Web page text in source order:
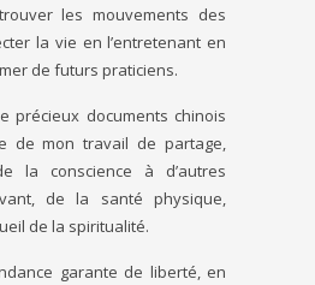
les mouvements des
la vie en l’entretenant en
de futurs praticiens.
précieux documents chinois
de mon travail de partage,
la conscience à d’autres
de la santé physique,
de la spiritualité.
garante de liberté, en